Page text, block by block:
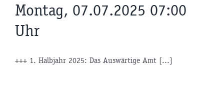
Montag, 07.07.2025 07:00
Uhr
+++ 1. Halbjahr 2025: Das Auswärtige Amt [...]